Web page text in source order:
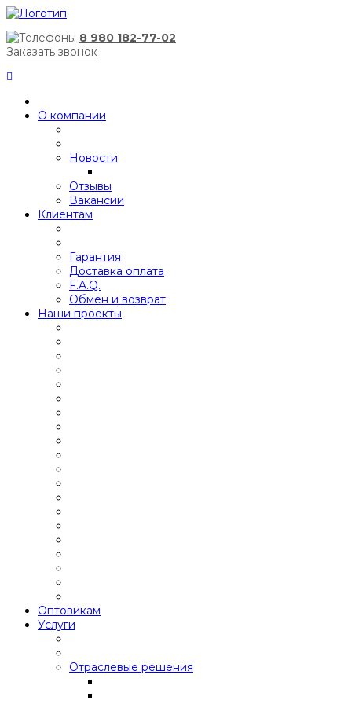
8 980 182-77-02
Заказать звонок
О компании
Новости
Отзывы
Вакансии
Клиентам
Гарантия
Доставка оплата
F.A.Q.
Обмен и возврат
Наши проекты
Оптовикам
Услуги
Отраслевые решения